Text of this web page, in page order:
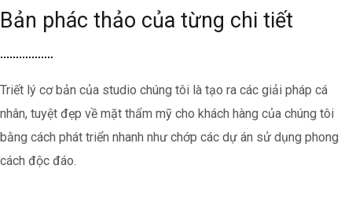
Bản phác thảo của từng chi tiết
Triết lý cơ bản của studio chúng tôi là tạo ra các giải pháp cá
nhân, tuyệt đẹp về mặt thẩm mỹ cho khách hàng của chúng tôi
bằng cách phát triển nhanh như chớp các dự án sử dụng phong
cách độc đáo.